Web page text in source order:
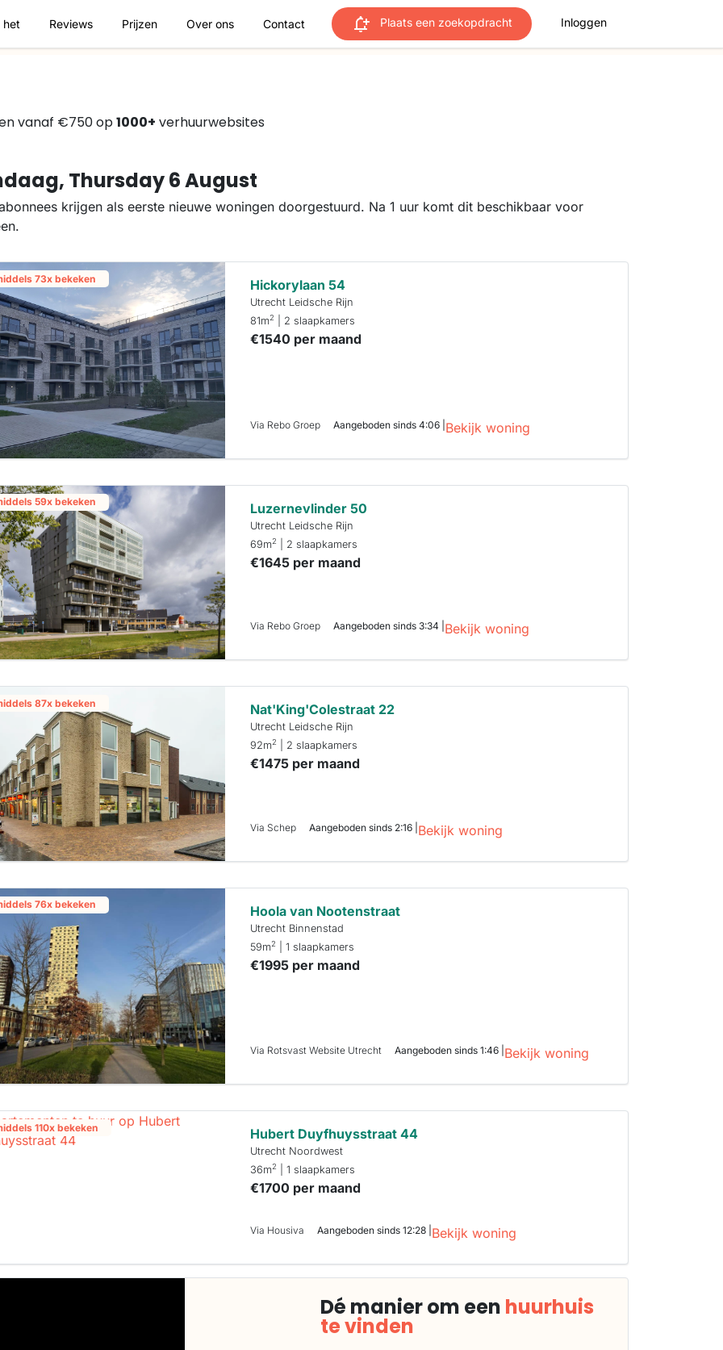
het Reviews Prijzen Over ons Contact Plaats een zoekopdracht Inloggen
vanaf €750 op1000+ verhuurwebsites
Thursday 6 August
krijgen als eerste nieuwe woningen doorgestuurd. Na 1 uur komt dit beschikbaar voor
73x bekeken Hickorylaan 54
Utrecht Leidsche Rijn
81m2 | 2 slaapkamers
€1540 per maand
Via Rebo Groep Aangeboden sinds 4:06 | Bekijk woning
59x bekeken Luzernevlinder 50
Utrecht Leidsche Rijn
69m2 | 2 slaapkamers
€1645 per maand
Via Rebo Groep Aangeboden sinds 3:34 | Bekijk woning
87x bekeken Nat'King'Colestraat 22
Utrecht Leidsche Rijn
92m2 | 2 slaapkamers
€1475 per maand
Via Schep Aangeboden sinds 2:16 | Bekijk woning
76x bekeken Hoola van Nootenstraat
Utrecht Binnenstad
59m2 | 1 slaapkamers
€1995 per maand
Via Rotsvast Website Utrecht Aangeboden sinds 1:46 | Bekijk woning
110x bekeken Hubert Duyfhuysstraat 44
Utrecht Noordwest
36m2 | 1 slaapkamers
€1700 per maand
Via Housiva Aangeboden sinds 12:28 | Bekijk woning
Dé manier om een huurhuis
te vinden